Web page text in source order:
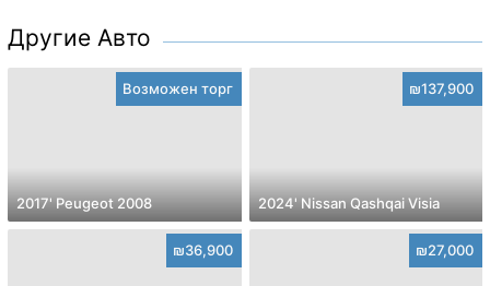
Другие Авто
Возможен торг
2017' Peugeot 2008
₪137,900
2024' Nissan Qashqai Visia
₪36,900 ₪27,000